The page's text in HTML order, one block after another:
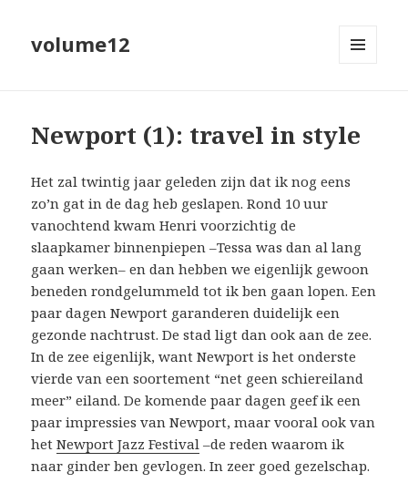
volume12
Newport (1): travel in style
Het zal twintig jaar geleden zijn dat ik nog eens
zo’n gat in de dag heb geslapen. Rond 10 uur
vanochtend kwam Henri voorzichtig de
slaapkamer binnenpiepen –Tessa was dan al lang
gaan werken– en dan hebben we eigenlijk gewoon
beneden rondgelummeld tot ik ben gaan lopen. Een
paar dagen Newport garanderen duidelijk een
gezonde nachtrust. De stad ligt dan ook aan de zee.
In de zee eigenlijk, want Newport is het onderste
vierde van een soortement “net geen schiereiland
meer” eiland. De komende paar dagen geef ik een
paar impressies van Newport, maar vooral ook van
hetNewport Jazz Festival –de reden waarom ik
naar ginder ben gevlogen. In zeer goed gezelschap.